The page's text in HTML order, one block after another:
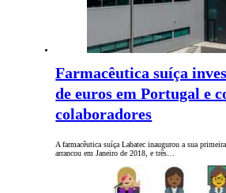
Farmacêutica suíça
de euros em Portugal e
colaboradores
A farmacêutica suíça Labatec inaugurou a sua
arrancou em Janeiro de 2018, e três…